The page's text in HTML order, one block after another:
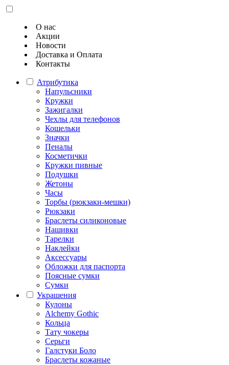
О нас
Акции
Новости
Доставка и Оплата
Контакты
Атрибутика
Напульсники
Кружки
Зажигалки
Чехлы для телефонов
Кошельки
Значки
Пеналы
Косметички
Кружки пивные
Подушки
Жетоны
Часы
Торбы (рюкзаки-мешки)
Рюкзаки
Браслеты силиконовые
Нашивки
Тарелки
Наклейки
Аксессуары
Обложки для паспорта
Поясные сумки
Сумки
Украшения
Кулоны
Alchemy Gothic
Кольца
Тату чокеры
Серьги
Галстуки Боло
Браслеты кожаные